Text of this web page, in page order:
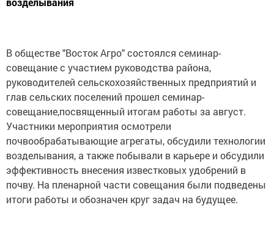
В обществе "Восток Агро" состоялся семинар-
совещание с участием руководства района,
руководителей сельскохозяйственных предприятий и
глав сельских поселений прошел семинар-
совещание,посвященный итогам работы за август.
Участники мероприятия осмотрели
почвообрабатывающие агрегаты, обсудили технологии
возделывания, а также побывали в карьере и обсудили
эффективность внесения известковых удобрений в
почву. На пленарной части совещания были подведены
итоги работы и обозначен круг задач на будущее.